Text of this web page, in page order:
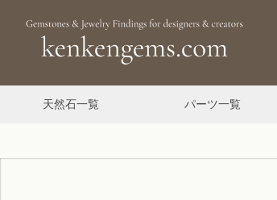
天然石一覧 パーツ一覧